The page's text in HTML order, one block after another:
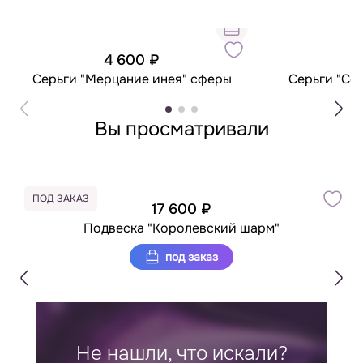
4 600 ₽
Серьги "Мерцание инея" сферы Серьги
Вы просматривали
ПОД ЗАКАЗ
17 600 ₽
Подвеска "Королевский шарм"
под заказ
Не нашли, что искали?